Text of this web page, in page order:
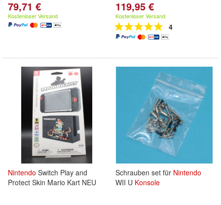
79,71 €
Kostenloser Versand
119,95 €
Kostenloser Versand
4
Nintendo Switch Play and
Protect Skin Mario Kart NEU
Schrauben set für Nintendo
WII U Konsole